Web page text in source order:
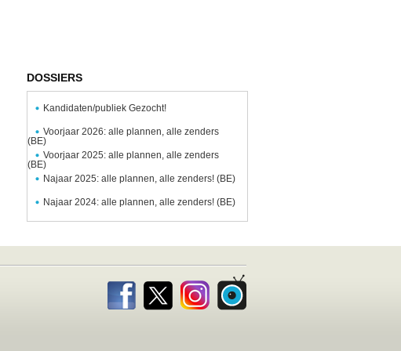
DOSSIERS
Kandidaten/publiek Gezocht!
Voorjaar 2026: alle plannen, alle zenders
(BE)
Voorjaar 2025: alle plannen, alle zenders
(BE)
Najaar 2025: alle plannen, alle zenders! (BE)
Najaar 2024: alle plannen, alle zenders! (BE)